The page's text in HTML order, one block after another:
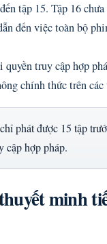
tập 15. Tập 16
đến việc toàn bộ
truy cập hợp
chính thức trên
phát được 15 tập
cập hợp pháp.
minh